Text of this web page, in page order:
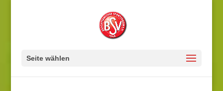
Seite wählen